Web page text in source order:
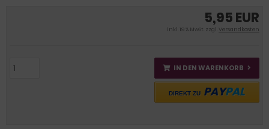
5,95 EUR
inkl. 19 % MwSt. zzgl.Versandkosten
IN DEN WARENKORB
DIREKT ZU PAYPAL